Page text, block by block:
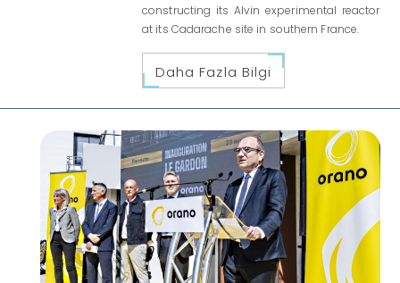
constructing its Alvin experimental reactor
at its Cadarache site in southern France.
Daha Fazla Bilgi